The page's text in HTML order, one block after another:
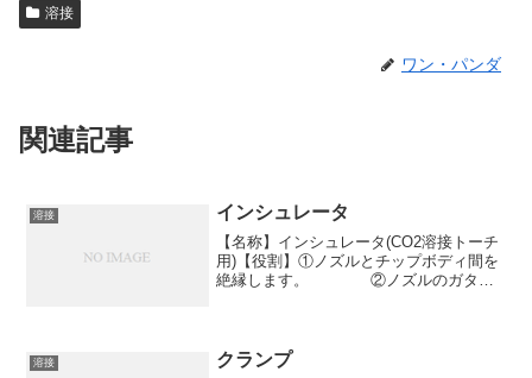
溶接
ワン・パンダ
関連記事
溶接 インシュレータ
【名称】インシュレータ(CO2溶接トーチ
用)【役割】①ノズルとチップボディ間を
絶縁します。 ②ノズルのガタツ
溶接 クランプ